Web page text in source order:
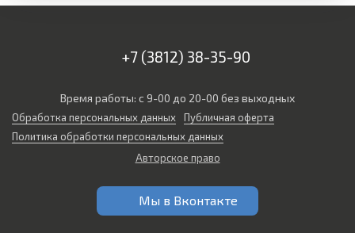
+7 (3812) 38-35-90
Время работы: с 9-00 до 20-00 без выходных
Обработка персональных данных
Публичная оферта
Политика обработки персональных данных
Авторское право
Мы в Вконтакте